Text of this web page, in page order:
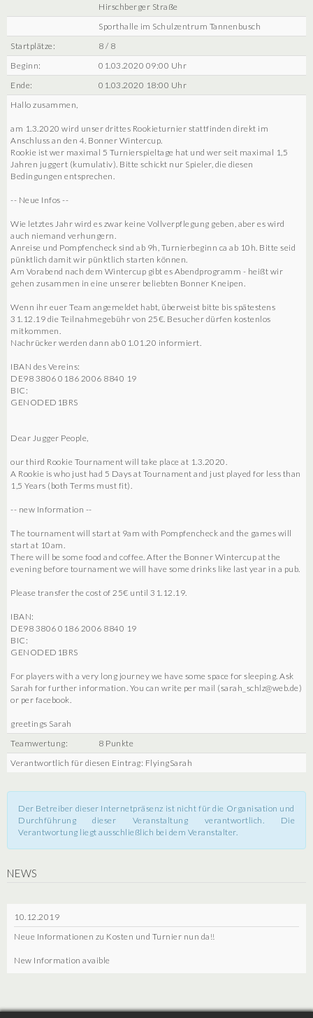
Hirschberger Straße
Sporthalle im Schulzentrum Tannenbusch
Startplätze:
8 / 8
Beginn:
01.03.2020 09:00 Uhr
Ende:
01.03.2020 18:00 Uhr
Hallo zusammen,
am 1.3.2020 wird unser drittes Rookieturnier stattfinden direkt im
Anschluss an den 4. Bonner Wintercup.
Rookie ist wer maximal 5 Turnierspieltage hat und wer seit maximal 1,5
Jahren juggert (kumulativ). Bitte schickt nur Spieler, die diesen
Bedingungen entsprechen.
-- Neue Infos --
Wie letztes Jahr wird es zwar keine Vollverpflegung geben, aber es wird
auch niemand verhungern.
Anreise und Pompfencheck sind ab 9h, Turnierbeginn ca ab 10h. Bitte seid
pünktlich damit wir pünktlich starten können.
Am Vorabend nach dem Wintercup gibt es Abendprogramm - heißt wir
gehen zusammen in eine unserer beliebten Bonner Kneipen.
Wenn ihr euer Team angemeldet habt, überweist bitte bis spätestens
31.12.19 die Teilnahmegebühr von 25€. Besucher dürfen kostenlos
mitkommen.
Nachrücker werden dann ab 01.01.20 informiert.
IBAN des Vereins:
DE98 3806 0186 2006 8840 19
BIC:
GENODED1BRS
Dear Jugger People,
our third Rookie Tournament will take place at 1.3.2020.
A Rookie is who just had 5 Days at Tournament and just played for less than
1,5 Years (both Terms must fit).
-- new Information --
The tournament will start at 9am with Pompfencheck and the games will
start at 10am.
There will be some food and coffee. After the Bonner Wintercup at the
evening before tournament we will have some drinks like last year in a pub.
Please transfer the cost of 25€ until 31.12.19.
IBAN:
DE98 3806 0186 2006 8840 19
BIC:
GENODED1BRS
For players with a very long journey we have some space for sleeping. Ask
Sarah for further information. You can write per mail (sarah_schlz@web.de)
or per facebook.
greetings Sarah
Teamwertung:
8 Punkte
Verantwortlich für diesen Eintrag: FlyingSarah
Der Betreiber dieser Internetpräsenz ist nicht für die Organisation und
Durchführung dieser Veranstaltung verantwortlich. Die
Verantwortung liegt ausschließlich bei dem Veranstalter.
NEWS
10.12.2019
Neue Informationen zu Kosten und Turnier nun da!!
New Information avaible